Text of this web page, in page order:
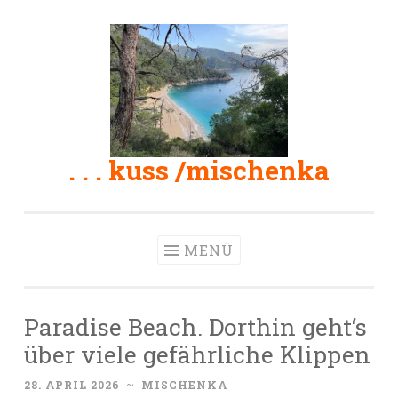
. . . kuss /mischenka
MENÜ
Paradise Beach. Dorthin geht‘s
über viele gefährliche Klippen
28. APRIL 2026 ~ MISCHENKA